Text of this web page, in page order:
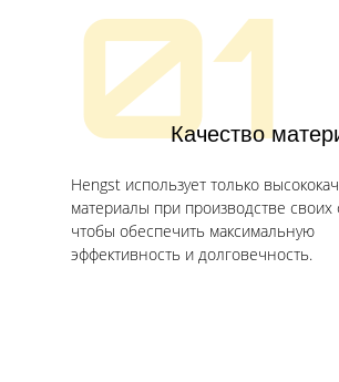
01
Качество
Hengst использует только
материалы при производстве своих
чтобы обеспечить максимальную
эффективность и долговечность.